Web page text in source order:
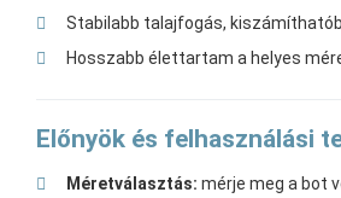
Stabilabb talajfogás,
Hosszabb élettartam a helyes
Előnyök és felhasználási
Méretválasztás: mérje meg a bot